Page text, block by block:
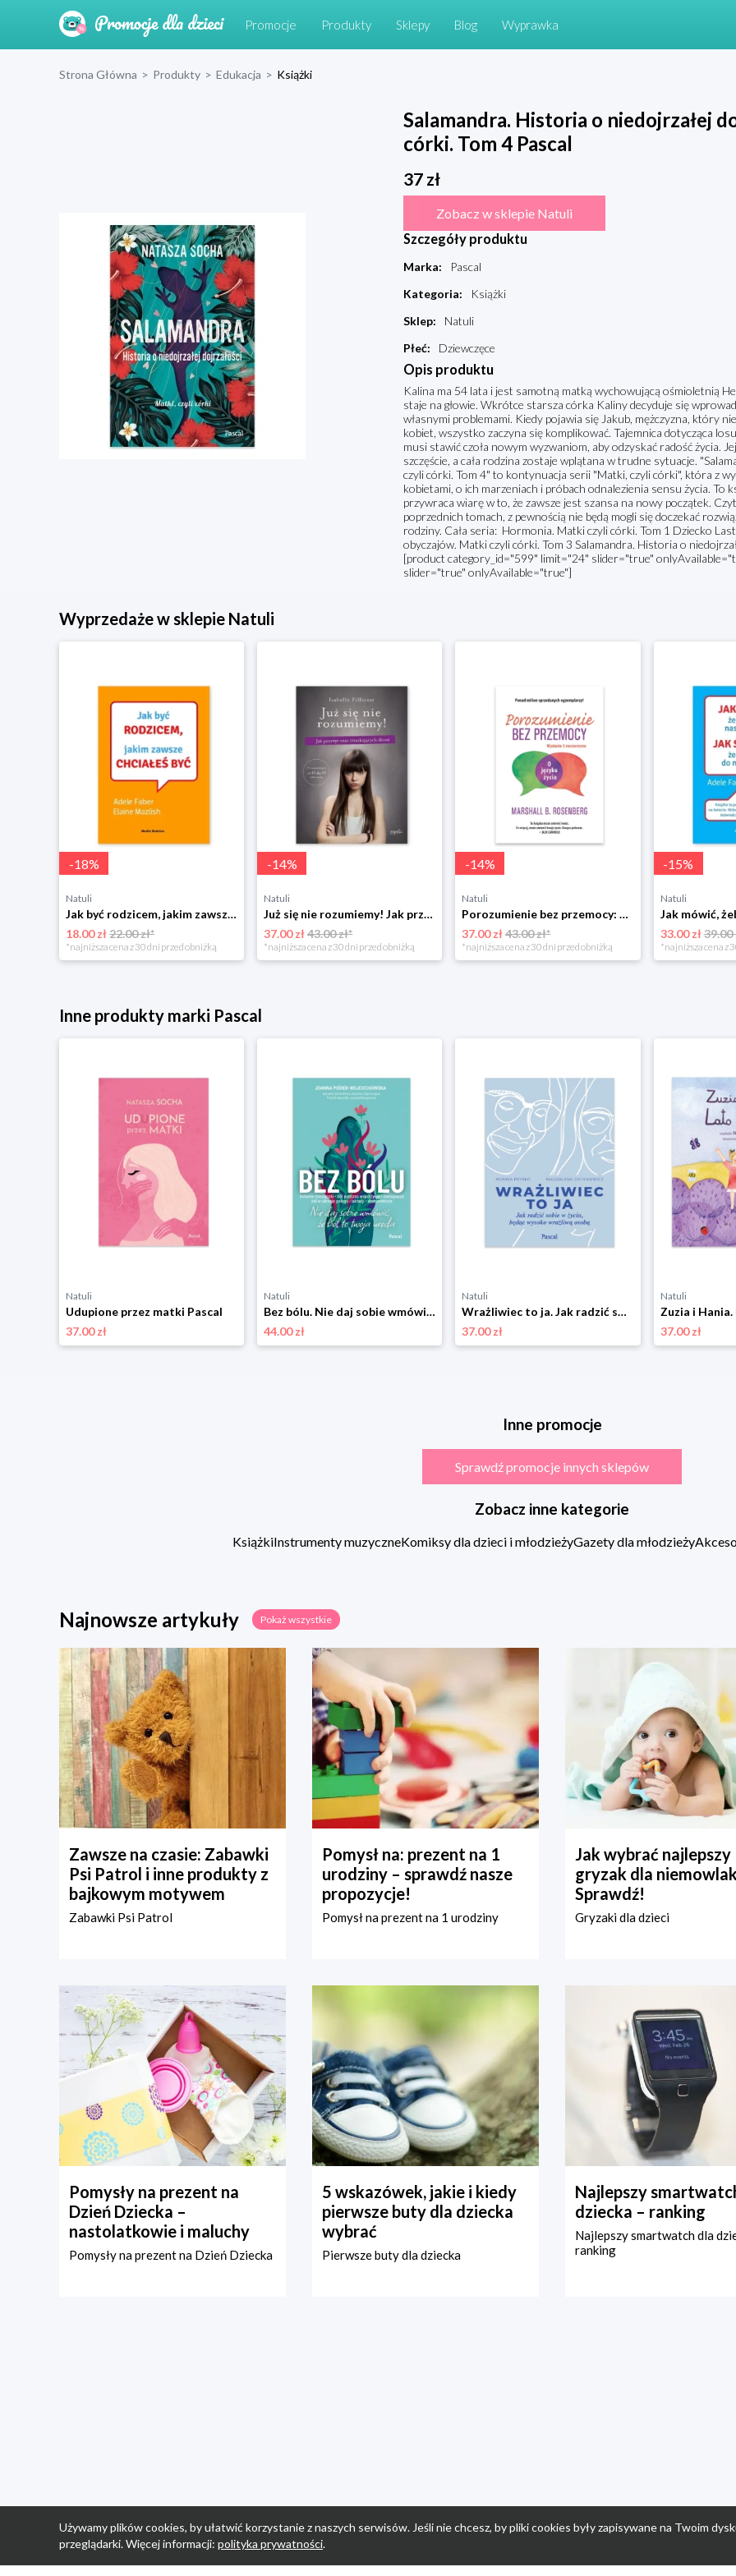
Promocje Produkty Sklepy Blog Wyprawka
Strona Główna > Produkty > Edukacja > Książki
Salamandra. Historia o niedojrzałej
córki. Tom 4 Pascal
37zł
Zobacz w sklepie Natuli
Szczegóły produktu
Marka:
Pascal
Kategoria:
Książki
Sklep:
Natuli
Płeć: Dziewczęce
Opis produktu
Kalina ma 54 lata i jest samotną matką wychowującą ośmioletnią
staje na głowie. Wkrótce starsza córka Kaliny decyduje się
własnymi problemami. Kiedy pojawia się Jakub, mężczyzna, który
kobiet, wszystko zaczyna się komplikować. Tajemnica dotycząca
musi stawić czoła nowym wyzwaniom, aby odzyskać radość życia.
szczęście, a cała rodzina zostaje wplątana w trudne sytuacje.
czyli córki. Tom 4" to kontynuacja serii "Matki, czyli córki", która z
kobietami, o ich marzeniach i próbach odnalezienia sensu życia. To
przywraca wiarę w to, że zawsze jest szansa na nowy początek.
poprzednich tomach, z pewnością nie będą mogli się doczekać
rodziny. Cała seria: Hormonia. Matki czyli córki. Tom 1 Dziecko
obyczajów. Matki czyli córki. Tom 3 Salamandra. Historia o
[product category_id="599" limit="24" slider="true"
slider="true" onlyAvailable="true"]
Wyprzedaże w sklepie Natuli
-18%
Natuli
Jak być rodzicem, jakim zawsze chciałeś być Media rodzina
18.00 zł22.00 zł*
*najniższa cena z 30 dni przed obniżką
-14%
Natuli
Już się nie rozumiemy! Jak przeżyć czas trzaskających drzwi Esprit
37.00 zł43.00 zł*
*najniższa cena z 30 dni przed obniżką
-14%
Natuli
Porozumienie bez przemocy: o języku życia Czarna owca
37.00 zł43.00 zł*
*najniższa cena z 30 dni przed obniżką
-15%
Natuli
33.00 zł39.00
*najniższa cena z
Inne produkty marki Pascal
Natuli
Udupione przez matki Pascal
37.00 zł
Natuli
Bez bólu. Nie daj sobie wmówić, że ból to twoja uroda Pascal
44.00 zł
Natuli
Wrażliwiec to ja. Jak radzić sobie w życiu, będąc wysoko wrażliwą osobą Pascal
37.00 zł
Natuli
37.00 zł
Inne promocje
Sprawdź promocje innych sklepów
Zobacz inne kategorie
KsiążkiInstrumenty muzyczneKomiksy dla dzieci i młodzieżyGazety dla młodzieży
Najnowsze artykuły Pokaż wszystkie
Zawsze na czasie: Zabawki
Psi Patrol i inne produkty z
bajkowym motywem
Zabawki Psi Patrol
Pomysł na: prezent na 1
urodziny – sprawdź nasze
propozycje!
Pomysł na prezent na 1 urodziny
Jak wybrać najlepszy
gryzak dla
Sprawdź!
Gryzaki dla dzieci
Pomysły na prezent na
Dzień Dziecka –
nastolatkowie i maluchy
Pomysły na prezent na Dzień Dziecka
5 wskazówek, jakie i kiedy
pierwsze buty dla dziecka
wybrać
Pierwsze buty dla dziecka
Najlepszy
dziecka – ranking
Najlepszy smartwatch dla
ranking
Używamy plików cookies, by ułatwić korzystanie z naszych serwisów. Jeśli nie chcesz, by pliki cookies były zapisywane na Twoim
przeglądarki. Więcej informacji: polityka prywatności.